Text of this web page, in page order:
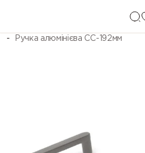
Ручка алюмінієва СС-192мм